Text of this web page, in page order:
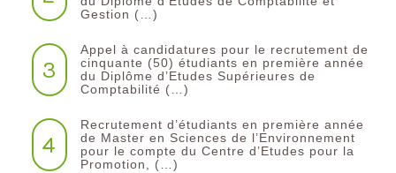
Gestion (…)
3
Appel à candidatures pour le recrutement de
cinquante (50) étudiants en première année
du Diplôme d’Etudes Supérieures de
Comptabilité (…)
4
Recrutement d’étudiants en première année
de Master en Sciences de l’Environnement
pour le compte du Centre d’Etudes pour la
Promotion, (…)